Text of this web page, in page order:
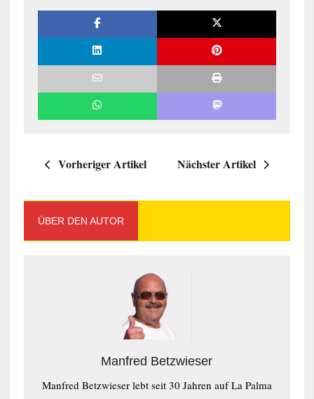
Vorheriger Artikel Nächster Artikel
ÜBER DEN AUTOR
Manfred Betzwieser
Manfred Betzwieser lebt seit 30 Jahren auf La Palma